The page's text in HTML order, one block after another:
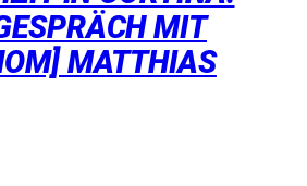
MIT
MATTHIAS